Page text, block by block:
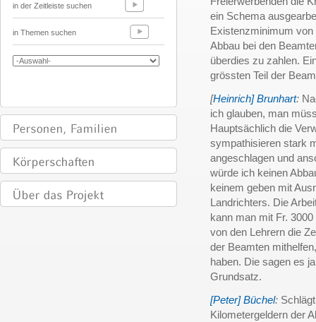
in der Zeitleiste suchen
in Themen suchen
ein Schema
Existenzminimum von
Abbau bei den
überdies zu zahlen.
grössten Teil der
[Heinrich] Brunhart:
ich glauben, man
Hauptsächlich die
sympathisieren stark
angeschlagen und
würde ich keinen
keinem geben mit
Landrichters. Die
kann man mit Fr.
von den Lehrern die
der Beamten
haben. Die sagen es
Grundsatz.
[Peter] Büchel:
Kilometergeldern der